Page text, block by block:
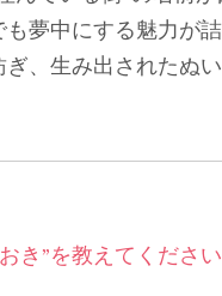
夢中にする魅力が
、生み出されたぬ
き”を教えてください